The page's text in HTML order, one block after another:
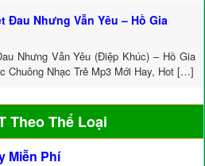
Đau Nhưng Vẫn Yêu – Hồ Gia
Nhưng Vẫn Yêu (Điệp Khúc) – Hồ Gia
Chuông Nhạc Trẻ Mp3 Mới Hay, Hot […]
Theo Thể Loại
Miễn Phí